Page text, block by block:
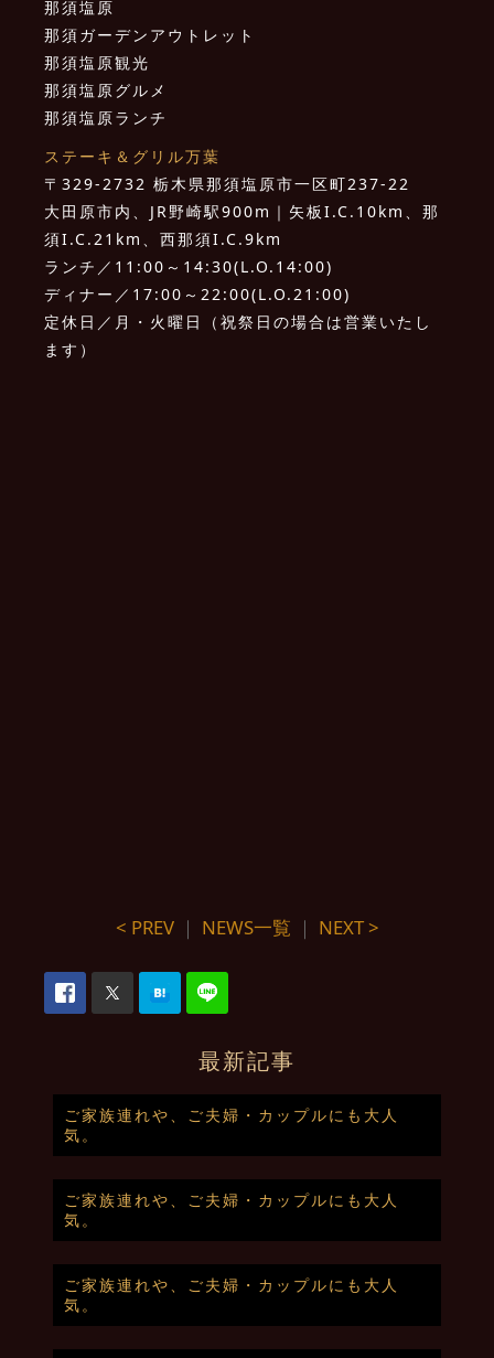
那須塩原
那須ガーデンアウトレット
那須塩原観光
那須塩原グルメ
那須塩原ランチ
ステーキ＆グリル万葉
〒329-2732 栃木県那須塩原市一区町237-22
大田原市内、JR野崎駅900m｜矢板I.C.10km、那
須I.C.21km、西那須I.C.9km
ランチ／11:00～14:30(L.O.14:00)
ディナー／17:00～22:00(L.O.21:00)
定休日／月・火曜日（祝祭日の場合は営業いたし
ます）
< PREV｜ NEWS一覧 ｜ NEXT >
最新記事
ご家族連れや、ご夫婦・カップルにも大人
気。
ご家族連れや、ご夫婦・カップルにも大人
気。
ご家族連れや、ご夫婦・カップルにも大人
気。